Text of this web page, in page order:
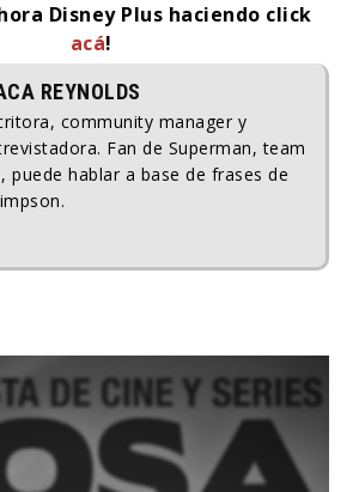
Disney Plus haciendo click
acá!
REYNOLDS
community manager y
Fan de Superman, team
puede hablar a base de frases de